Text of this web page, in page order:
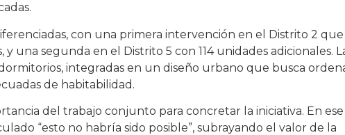
con una primera intervención en el Distrito 2 que
una segunda en el Distrito 5 con 114 unidades adicionales.
integradas en un diseño urbano que busca
de habitabilidad.
del trabajo conjunto para concretar la iniciativa. En ese
“esto no habría sido posible”, subrayando el valor de la